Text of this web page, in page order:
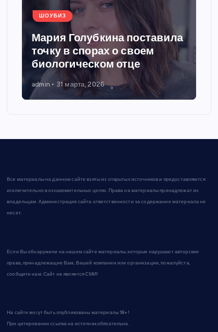
ШОУБИЗ
Мария Голубкина поставила
точку в спорах о своем
биологическом отце
admin 31 марта, 2026
Все материалы на данном сайте взяты из открытых источников и предоставляются
исключительно в ознакомительных целях. Права на материалы принадлежат их
владельцам. Администрация сайта ответственности за содержание материала не
несет.
Если Вы обнаружили на нашем сайте материалы, которые нарушают авторские
права, принадлежащие Вам, Вашей компании или организации, пожалуйста,
сообщите нам. Сайт не является СМИ!
На сайте могут быть опубликованы материалы 18+!
При цитировании ссылка на источник обязательна.